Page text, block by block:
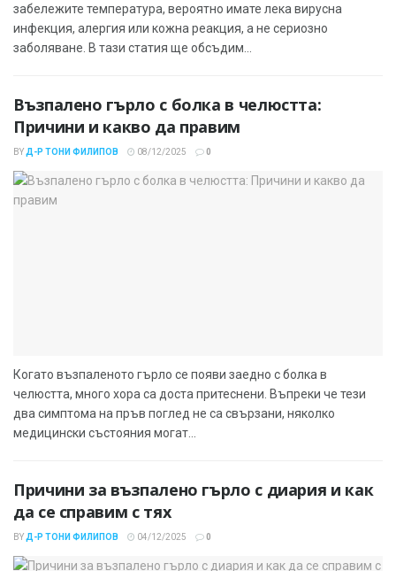
забележите температура, вероятно имате лека вирусна
инфекция, алергия или кожна реакция, а не сериозно
заболяване. В тази статия ще обсъдим...
Възпалено гърло с болка в челюстта:
Причини и какво да правим
BY Д-Р ТОНИ ФИЛИПОВ 08/12/2025 0
Когато възпаленото гърло се появи заедно с болка в
челюстта, много хора са доста притеснени. Въпреки че тези
два симптома на пръв поглед не са свързани, няколко
медицински състояния могат...
Причини за възпалено гърло с диария и как
да се справим с тях
BY Д-Р ТОНИ ФИЛИПОВ 04/12/2025 0